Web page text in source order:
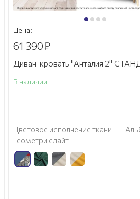
Цена:
61 390₽
Диван-кровать "Анталия 2"
В наличии
Цветовое исполнение ткани —
Геометри слайт